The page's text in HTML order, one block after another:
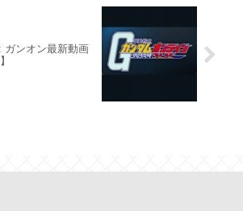
ガンオン最新動画